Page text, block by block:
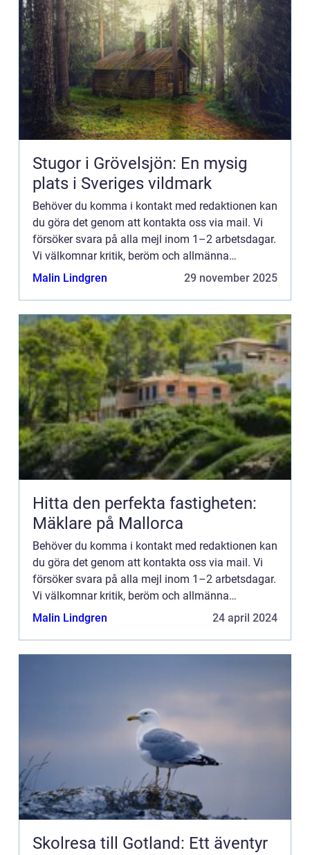
Stugor i Grövelsjön: En mysig
plats i Sveriges vildmark
Behöver du komma i kontakt med redaktionen kan
du göra det genom att kontakta oss via mail. Vi
försöker svara på alla mejl inom 1–2 arbetsdagar.
Vi välkomnar kritik, beröm och allmänna
kommentarer till innehållet på vår sida.
Malin Lindgren 29 november 2025
Hitta den perfekta fastigheten:
Mäklare på Mallorca
Behöver du komma i kontakt med redaktionen kan
du göra det genom att kontakta oss via mail. Vi
försöker svara på alla mejl inom 1–2 arbetsdagar.
Vi välkomnar kritik, beröm och allmänna
kommentarer till innehållet på vår sida.
Malin Lindgren 24 april 2024
Skolresa till Gotland: Ett äventyr